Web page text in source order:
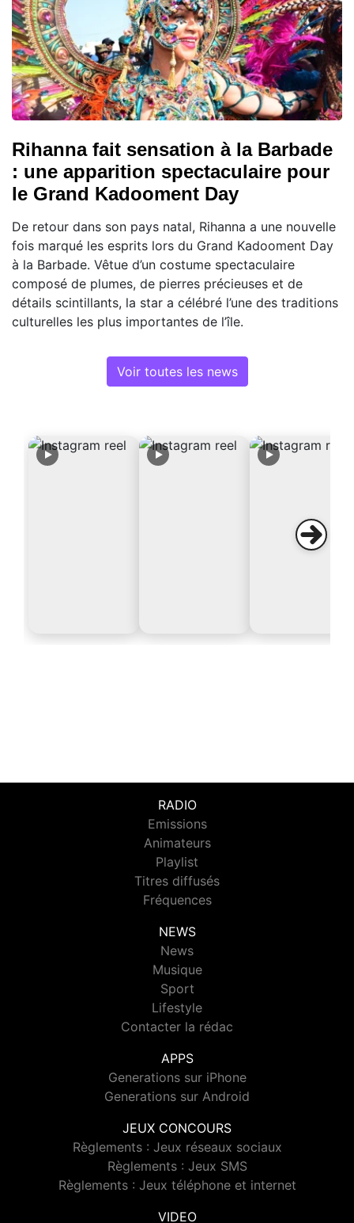
Rihanna fait sensation à la Barbade
: une apparition spectaculaire pour
le Grand Kadooment Day
De retour dans son pays natal, Rihanna a une nouvelle
fois marqué les esprits lors du Grand Kadooment Day
à la Barbade. Vêtue d’un costume spectaculaire
composé de plumes, de pierres précieuses et de
détails scintillants, la star a célébré l’une des traditions
culturelles les plus importantes de l’île.
Voir toutes les news
RADIO
Emissions
Animateurs
Playlist
Titres diffusés
Fréquences
NEWS
News
Musique
Sport
Lifestyle
Contacter la rédac
APPS
Generations sur iPhone
Generations sur Android
JEUX CONCOURS
Règlements : Jeux réseaux sociaux
Règlements : Jeux SMS
Règlements : Jeux téléphone et internet
VIDEO